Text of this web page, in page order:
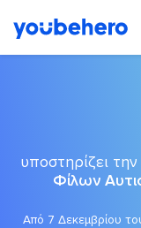
υποστηρίζει
Φίλων
Από 7 Δεκεμβρίου